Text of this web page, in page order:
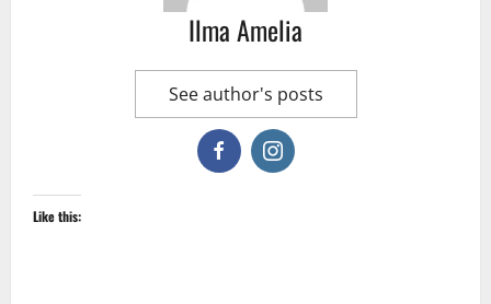
Ilma Amelia
See author's posts
Like this: